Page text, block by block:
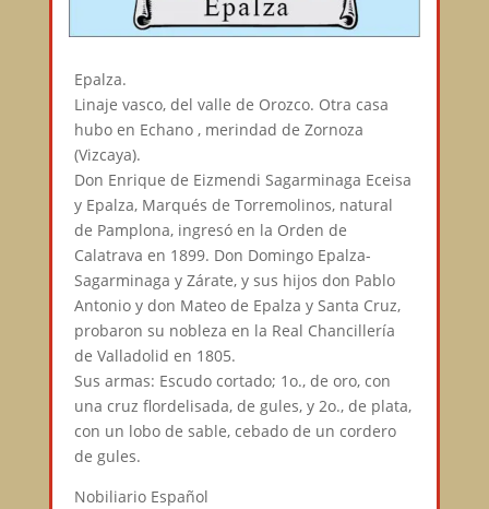
Epalza.
Linaje vasco, del valle de Orozco. Otra casa
hubo en Echano , merindad de Zornoza
(Vizcaya).
Don Enrique de Eizmendi Sagarminaga Eceisa
y Epalza, Marqués de Torremolinos, natural
de Pamplona, ingresó en la Orden de
Calatrava en 1899. Don Domingo Epalza-
Sagarminaga y Zárate, y sus hijos don Pablo
Antonio y don Mateo de Epalza y Santa Cruz,
probaron su nobleza en la Real Chancillería
de Valladolid en 1805.
Sus armas: Escudo cortado; 1o., de oro, con
una cruz flordelisada, de gules, y 2o., de plata,
con un lobo de sable, cebado de un cordero
de gules.
Nobiliario Español